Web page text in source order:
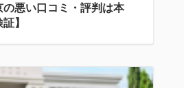
悪い口コミ・評判は本
】